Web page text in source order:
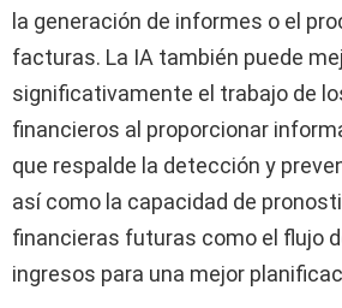
la generación de informes o el
facturas. La IA también puede
significativamente el trabajo de
financieros al proporcionar
que respalde la detección y
así como la capacidad de
financieras futuras como el flujo
ingresos para una mejor